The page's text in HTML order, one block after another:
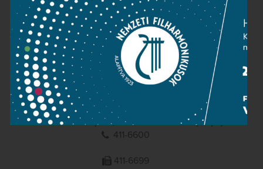
NEMZETI
FILHARMONIKUSOK
1095 Budapest, Komor Marcell u. 1. (Müpa)
411-6600
411-6699